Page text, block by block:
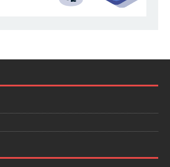
[ 2026年5月13日 ] 【 28卒 ｜ 仕事の全容を知れ
るオープンカンパニー 】 大林グループ ｜ 全国規